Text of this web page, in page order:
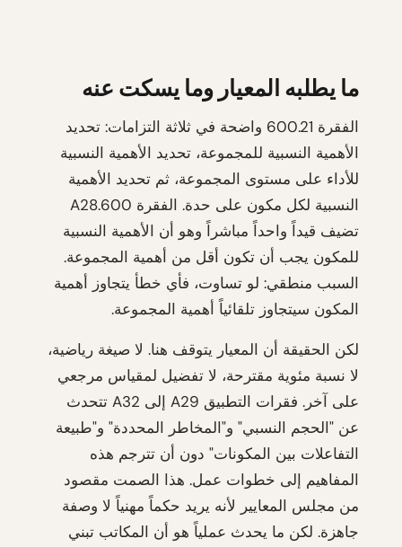
ما يطلبه المعيار وما يسكت عنه
الفقرة 600.21 واضحة في ثلاثة التزامات: تحديد
الأهمية النسبية للمجموعة، تحديد الأهمية النسبية
للأداء على مستوى المجموعة، ثم تحديد الأهمية
النسبية لكل مكون على حدة. الفقرة 600.A28
تضيف قيداً واحداً مباشراً وهو أن الأهمية النسبية
للمكون يجب أن تكون أقل من أهمية المجموعة.
السبب منطقي: لو تساوت، فأي خطأ يتجاوز أهمية
المكون سيتجاوز تلقائياً أهمية المجموعة.
لكن الحقيقة أن المعيار يتوقف هنا. لا صيغة رياضية،
لا نسبة مئوية مقترحة، لا تفضيل لمقياس مرجعي
على آخر. فقرات التطبيق A29 إلى A32 تتحدث
عن "الحجم النسبي" و"المخاطر المحددة" و"طبيعة
التفاعلات بين المكونات" دون أن تترجم هذه
المفاهيم إلى خطوات عمل. هذا الصمت مقصود
من مجلس المعايير لأنه يريد حكماً مهنياً لا وصفة
جاهزة. لكن ما يحدث عملياً هو أن المكاتب تبني